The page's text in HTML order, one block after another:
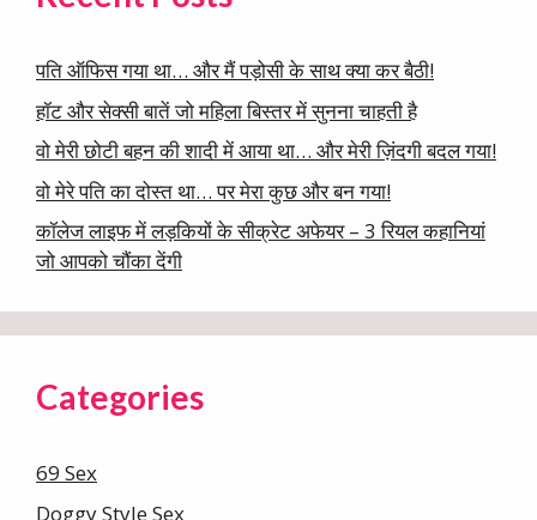
पति ऑफिस गया था… और मैं पड़ोसी के साथ क्या कर बैठी!
हॉट और सेक्सी बातें जो महिला बिस्तर में सुनना चाहती है
वो मेरी छोटी बहन की शादी में आया था… और मेरी ज़िंदगी बदल गया!
वो मेरे पति का दोस्त था… पर मेरा कुछ और बन गया!
कॉलेज लाइफ में लड़कियों के सीक्रेट अफेयर – 3 रियल कहानियां
जो आपको चौंका देंगी
Categories
69 Sex
Doggy Style Sex